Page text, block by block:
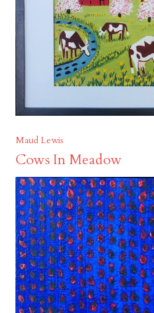
Maud Lewis
Cows In Meadow